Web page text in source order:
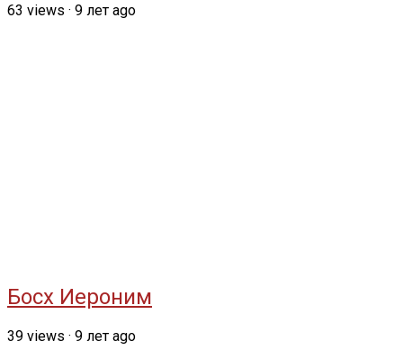
63 views · 9 лет ago
Босх Иероним
39 views · 9 лет ago